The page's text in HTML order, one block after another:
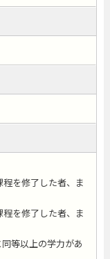
を修了した者、ま
を修了した者、ま
等以上の学力があ